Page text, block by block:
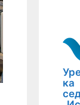
ка